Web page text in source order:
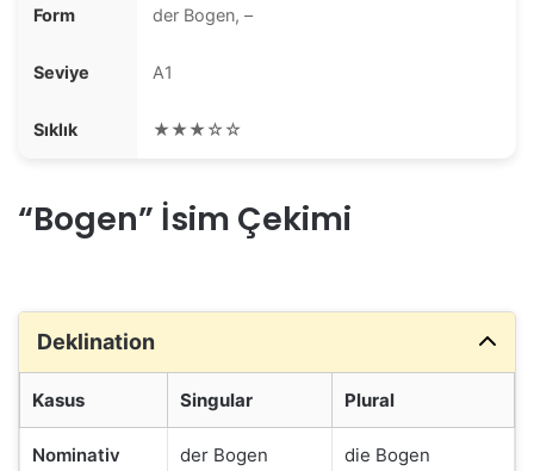
Form der Bogen, –
Seviye A1
Sıklık ★★★☆☆
“Bogen” İsim Çekimi
Deklination
Kasus Singular Plural
Nominativ der Bogen die Bogen